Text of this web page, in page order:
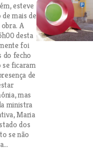
esteve
mais de
A
desta
foi
do fecho
se ficaram
de
mas
ministra
Maria
dos
se não